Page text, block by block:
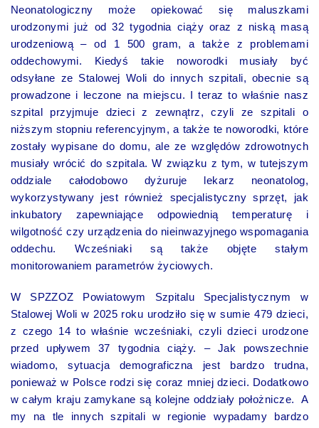
Neonatologiczny może opiekować się maluszkami
urodzonymi już od 32 tygodnia ciąży oraz z niską masą
urodzeniową – od 1 500 gram, a także z problemami
oddechowymi. Kiedyś takie noworodki musiały być
odsyłane ze Stalowej Woli do innych szpitali, obecnie są
prowadzone i leczone na miejscu. I teraz to właśnie nasz
szpital przyjmuje dzieci z zewnątrz, czyli ze szpitali o
niższym stopniu referencyjnym, a także te noworodki, które
zostały wypisane do domu, ale ze względów zdrowotnych
musiały wrócić do szpitala. W związku z tym, w tutejszym
oddziale całodobowo dyżuruje lekarz neonatolog,
wykorzystywany jest również specjalistyczny sprzęt, jak
inkubatory zapewniające odpowiednią temperaturę i
wilgotność czy urządzenia do nieinwazyjnego wspomagania
oddechu. Wcześniaki są także objęte stałym
monitorowaniem parametrów życiowych.
W SPZZOZ Powiatowym Szpitalu Specjalistycznym w
Stalowej Woli w 2025 roku urodziło się w sumie 479 dzieci,
z czego 14 to właśnie wcześniaki, czyli dzieci urodzone
przed upływem 37 tygodnia ciąży. – Jak powszechnie
wiadomo, sytuacja demograficzna jest bardzo trudna,
ponieważ w Polsce rodzi się coraz mniej dzieci. Dodatkowo
w całym kraju zamykane są kolejne oddziały położnicze. A
my na tle innych szpitali w regionie wypadamy bardzo